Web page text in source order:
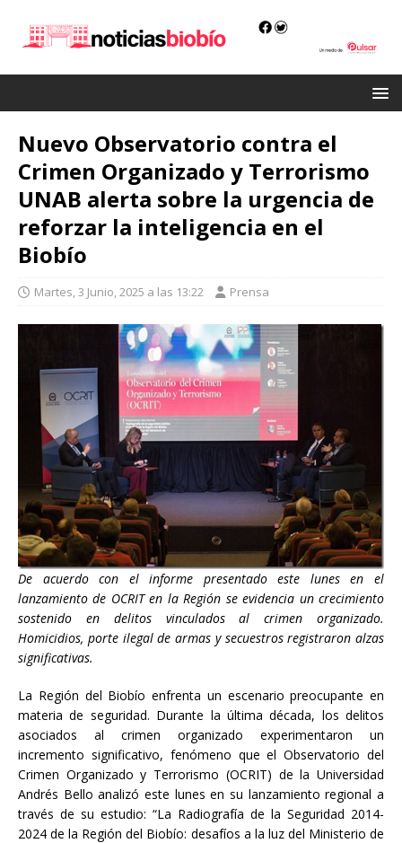
Nuevo Observatorio contra el
Crimen Organizado y Terrorismo
UNAB alerta sobre la urgencia de
reforzar la inteligencia en el
Biobío
Martes, 3 Junio, 2025 a las 13:22 Prensa
De acuerdo con el informe presentado este lunes en el
lanzamiento de OCRIT en la Región se evidencia un crecimiento
sostenido en delitos vinculados al crimen organizado.
Homicidios, porte ilegal de armas y secuestros registraron alzas
significativas.
La Región del Biobío enfrenta un escenario preocupante en
materia de seguridad. Durante la última década, los delitos
asociados al crimen organizado experimentaron un
incremento significativo, fenómeno que el Observatorio del
Crimen Organizado y Terrorismo (OCRIT) de la Universidad
Andrés Bello analizó este lunes en su lanzamiento regional a
través de su estudio: “La Radiografía de la Seguridad 2014-
2024 de la Región del Biobío: desafíos a la luz del Ministerio de